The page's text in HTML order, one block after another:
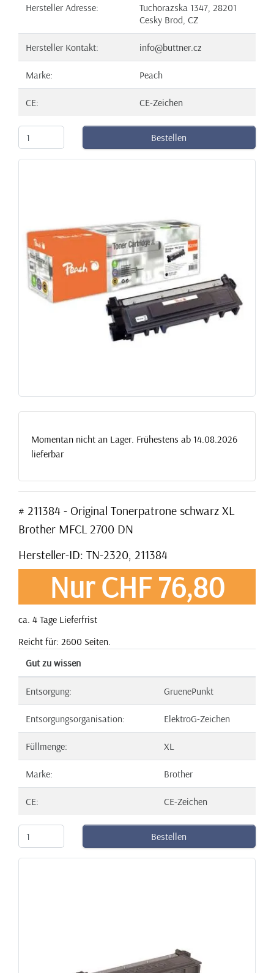
Hersteller Adresse:
Tuchorazska 1347, 28201
Cesky Brod, CZ
Hersteller Kontakt: info@buttner.cz
Marke: Peach
CE: CE-Zeichen
Bestellen
Momentan nicht an Lager. Frühestens ab 14.08.2026
lieferbar
# 211384 - Original Tonerpatrone schwarz XL
Brother MFCL 2700 DN
Hersteller-ID: TN-2320, 211384
Nur CHF 76,80
ca. 4 Tage Lieferfrist
Reicht für: 2600 Seiten.
Gut zu wissen
Entsorgung: GruenePunkt
Entsorgungsorganisation: ElektroG-Zeichen
Füllmenge: XL
Marke: Brother
CE: CE-Zeichen
Bestellen